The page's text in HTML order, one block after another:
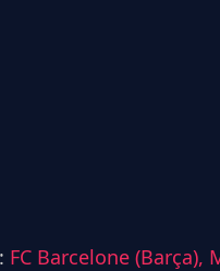
FC Barcelone (Barça),